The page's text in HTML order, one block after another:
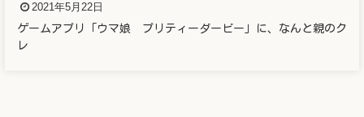
2021年5月22日
ゲームアプリ「ウマ娘 プリティーダービー」に、なんと親のク
レ